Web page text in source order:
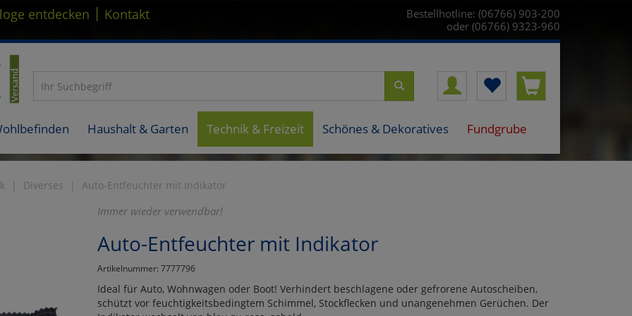
entdecken | Kontakt
Bestellhotline: (06766) 903-200
oder (06766) 9323-960
Haushalt & Garten Technik & Freizeit Schönes & Dekoratives Fundgrube
Diverses Auto-Entfeuchter mit Indikator
Immer wieder verwendbar!
Auto-Entfeuchter mit Indikator
Artikelnummer: 7777796
Ideal für Auto, Wohnwagen oder Boot! Verhindert beschlagene oder gefrorene Autoscheiben,
schützt vor feuchtigkeitsbedingtem Schimmel, Stockflecken und unangenehmen Gerüchen. Der